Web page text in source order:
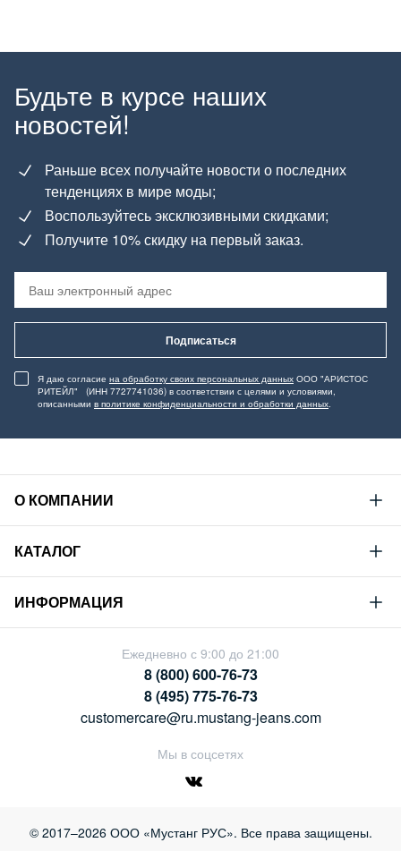
Будьте в курсе наших
новостей!
Раньше всех получайте новости о последних
тенденциях в мире моды;
Воспользуйтесь эксклюзивными скидками;
Получите 10% скидку на первый заказ.
Подписаться
Я даю согласие на обработку своих персональных данных ООО "АРИСТОС
РИТЕЙЛ" (ИНН 7727741036) в соответствии с целями и условиями,
описанными в политике конфиденциальности и обработки данных
О КОМПАНИИ
Mustang
Философия
Устойчивое развитие
Сотрудничество
КАТАЛОГ
Новая коллекция
Гид по мужскому дениму
Гид по женскому дениму
ИНФОРМАЦИЯ
Условия продажи
Политика конфиденциальности
Ежедневно с 9:00 до 21:00
8 (800) 600-76-73
8 (495) 775-76-73
customercare@ru.mustang-jeans.com
Мы в соцсетях
© 2017–2026 ООО «Мустанг РУС». Все права защищены.